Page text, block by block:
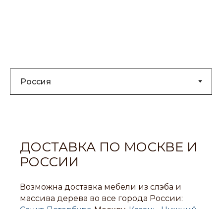
ДОСТАВКА ПО МОСКВЕ И
РОССИИ
Возможна доставка мебели из слэба и
массива дерева во все города России: